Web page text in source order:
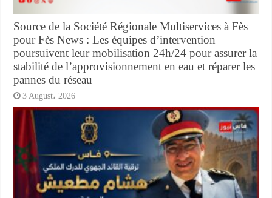
Source de la Société Régionale Multiservices à Fès
pour Fès News : Les équipes d’intervention
poursuivent leur mobilisation 24h/24 pour assurer la
stabilité de l’approvisionnement en eau et réparer les
pannes du réseau
3 August، 2026